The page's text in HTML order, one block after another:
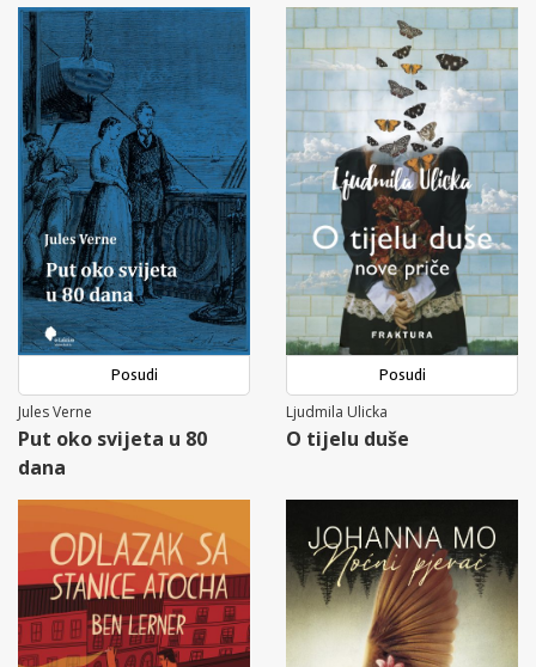
Posudi
Jules Verne
Put oko svijeta u 80
dana
Posudi
Ljudmila Ulicka
O tijelu duše